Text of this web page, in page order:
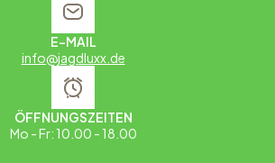
E-MAIL
info@jagdluxx.de
ÖFFNUNGSZEITEN
Mo - Fr: 10.00 - 18.00